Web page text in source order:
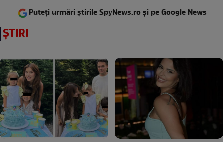
Puteți urmări știrile SpyNews.ro și pe Google News
ȘTIRI